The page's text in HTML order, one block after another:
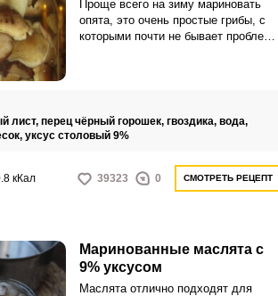
Проще всего на зиму мариновать
опята, это очень простые грибы, с
которыми почти не бывает проблем.
лист, перец чёрный горошек, гвоздика, вода,
уксус столовый 9%
кКал 39323 0 СМОТРЕТЬ РЕЦЕПТ
Маринованные маслята с
9% уксусом
Маслята отлично подходят для